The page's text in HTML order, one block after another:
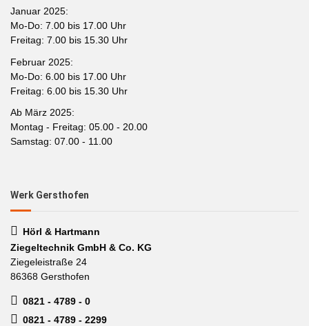
Januar 2025:
Mo-Do: 7.00 bis 17.00 Uhr
Freitag: 7.00 bis 15.30 Uhr
Februar 2025:
Mo-Do: 6.00 bis 17.00 Uhr
Freitag: 6.00 bis 15.30 Uhr
Ab März 2025:
Montag - Freitag: 05.00 - 20.00
Samstag: 07.00 - 11.00
Werk Gersthofen
Hörl & Hartmann
Ziegeltechnik GmbH & Co. KG
Ziegeleistraße 24
86368 Gersthofen
0821 - 4789 - 0
0821 - 4789 - 2299